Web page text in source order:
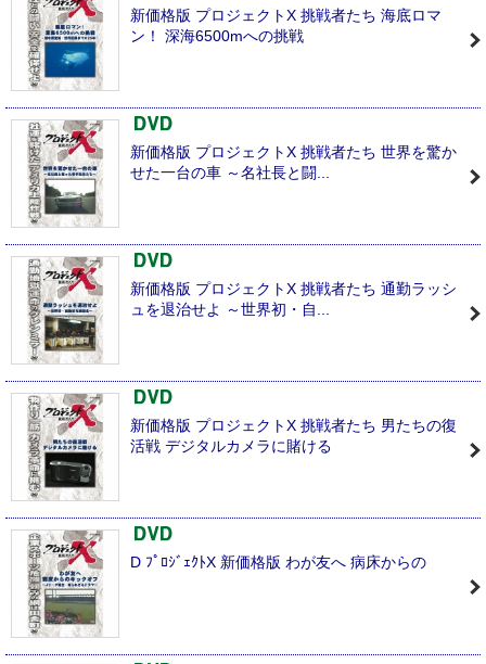
新価格版 プロジェクトX 挑戦者たち 海底ロマ
ン！ 深海6500mへの挑戦
新価格版 プロジェクトX 挑戦者たち 世界を驚か
せた一台の車 ～名社長と闘...
新価格版 プロジェクトX 挑戦者たち 通勤ラッシ
ュを退治せよ ～世界初・自...
新価格版 プロジェクトX 挑戦者たち 男たちの復
活戦 デジタルカメラに賭ける
D ﾌﾟﾛｼﾞｪｸﾄX 新価格版 わが友へ 病床からの